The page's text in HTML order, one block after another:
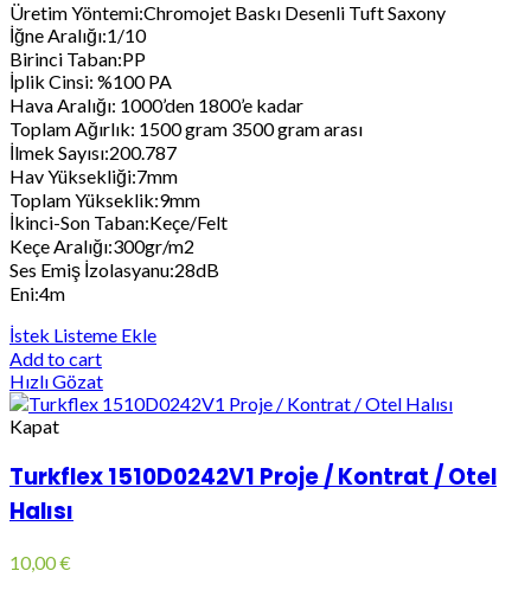
Üretim Yöntemi:Chromojet Baskı Desenli Tuft Saxony
İğne Aralığı:1/10
Birinci Taban:PP
İplik Cinsi: %100 PA
Hava Aralığı: 1000’den 1800’e kadar
Toplam Ağırlık: 1500 gram 3500 gram arası
İlmek Sayısı:200.787
Hav Yüksekliği:7mm
Toplam Yükseklik:9mm
İkinci-Son Taban:Keçe/Felt
Keçe Aralığı:300gr/m2
Ses Emiş İzolasyanu:28dB
Eni:4m
İstek Listeme Ekle
Add to cart
Hızlı Gözat
Kapat
Turkflex 1510D0242V1 Proje / Kontrat / Otel
Halısı
10,00€